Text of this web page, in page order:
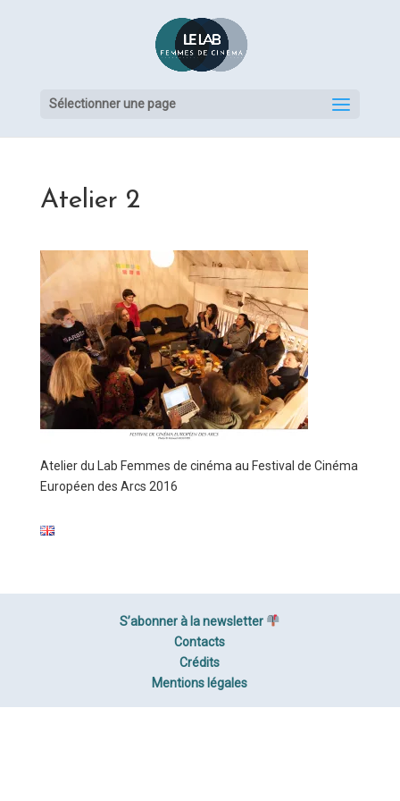
Sélectionner une page
Atelier 2
Atelier du Lab Femmes de cinéma au Festival de Cinéma
Européen des Arcs 2016
S’abonner à la newsletter
Contacts
Crédits
Mentions légales